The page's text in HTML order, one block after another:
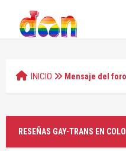
INICIO Mensaje del foro
RESEÑAS GAY-TRANS EN